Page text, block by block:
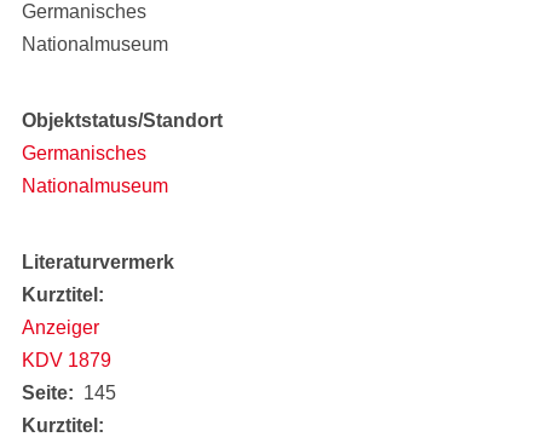
Germanisches
Nationalmuseum
Objektstatus/Standort
Germanisches
Nationalmuseum
Literaturvermerk
Kurztitel
Anzeiger
KDV 1879
Seite
145
Kurztitel